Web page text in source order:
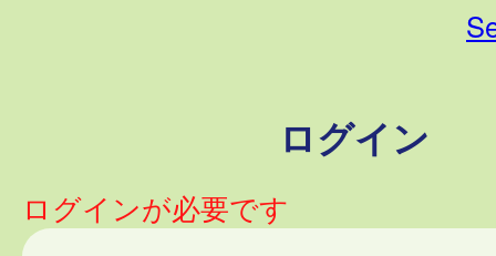
ログイン
ログインが必要です